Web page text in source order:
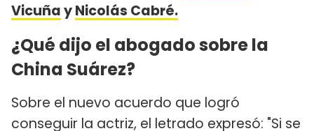
VicuñayNicolás Cabré.
¿Qué dijo el abogado sobre la
China Suárez?
Sobre el nuevo acuerdo que logró
conseguir la actriz, el letrado expresó: "Si se